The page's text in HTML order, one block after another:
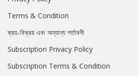
Terms & Condition
ক্রয়-বিক্রয় এবং অন্যান্য শর্তাবলী
Subscription Privacy Policy
Subscription Terms & Condition